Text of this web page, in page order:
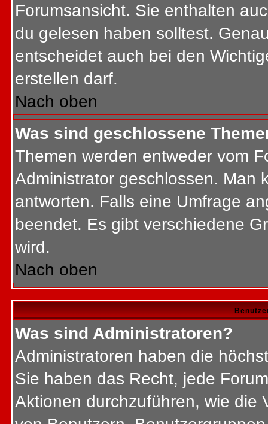
Forumsansicht. Sie enthalten
du gelesen haben solltest.
entscheidet auch bei den
erstellen darf.
Nach oben
Was sind geschlossene
Themen werden entweder vom
Administrator geschlossen. Man
antworten. Falls eine Umfrage
beendet. Es gibt verschiedene
wird.
Nach oben
Was sind Administratoren?
Administratoren haben die
Sie haben das Recht, jede
Aktionen durchzuführen, wie die